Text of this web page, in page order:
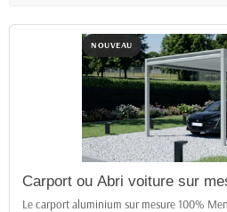
NOUVEAU
Carport ou Abri voiture sur
Le carport aluminium sur mesure 100%